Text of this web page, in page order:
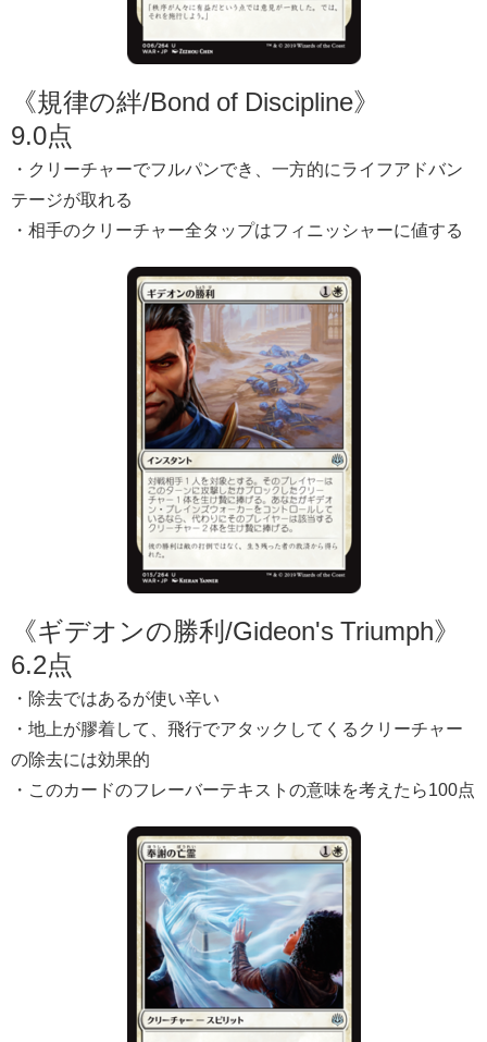
《規律の絆/Bond of Discipline》
9.0点
・クリーチャーでフルパンでき、一方的にライフアドバン
テージが取れる
・相手のクリーチャー全タップはフィニッシャーに値する
《ギデオンの勝利/Gideon's Triumph》
6.2点
・除去ではあるが使い辛い
・地上が膠着して、飛行でアタックしてくるクリーチャー
の除去には効果的
・このカードのフレーバーテキストの意味を考えたら100点